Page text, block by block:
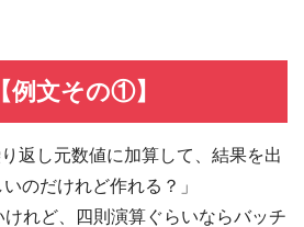
例文その①】
返し元数値に加算して、結果を出
のだけれど作れる？」
れど、四則演算ぐらいならバッチ